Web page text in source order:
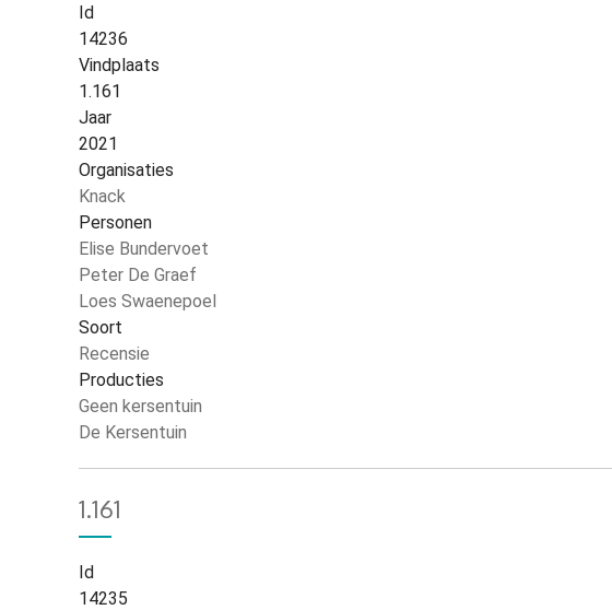
Id
14236
Vindplaats
1.161
Jaar
2021
Organisaties
Knack
Personen
Elise Bundervoet
Peter De Graef
Loes Swaenepoel
Soort
Recensie
Producties
Geen kersentuin
De Kersentuin
1.161
Id
14235